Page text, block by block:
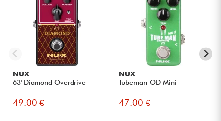
NUX
63' Diamond Overdrive
49.00 €
NUX
Tubeman-OD Mini
47.00 €